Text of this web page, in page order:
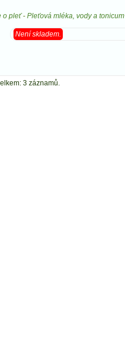
o pleť- Pleťová mléka, vody a tonicum
Není skladem.
3 záznamů.